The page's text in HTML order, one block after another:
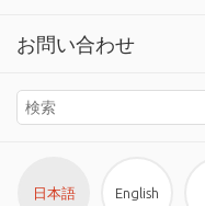
お問い合わせ
検索
日本語 English